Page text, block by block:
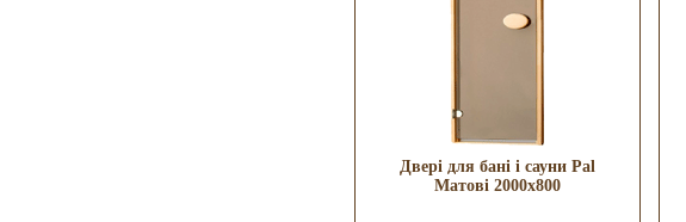
Двері для бані і сауни Pal
Матові 2000x800